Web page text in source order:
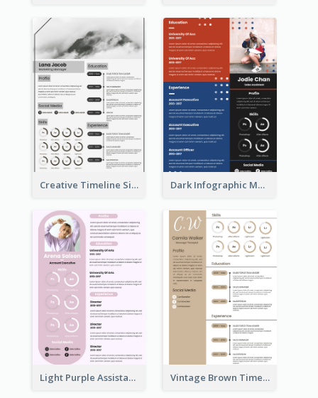
Creative Timeline Simple Resume Dark Infographic Marketing Assistant Resume
Light Purple Assistant Resume Vintage Brown Timeline Resume